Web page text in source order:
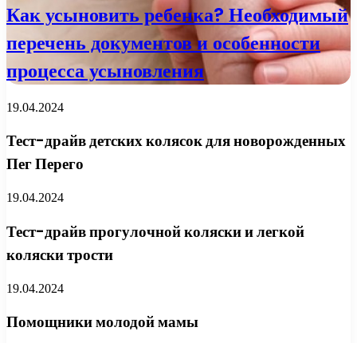
Как усыновить ребенка? Необходимый
перечень документов и особенности
процесса усыновления
19.04.2024
Тест-драйв детских колясок для новорожденных
Пег Перего
19.04.2024
Тест-драйв прогулочной коляски и легкой
коляски трости
19.04.2024
Помощники молодой мамы